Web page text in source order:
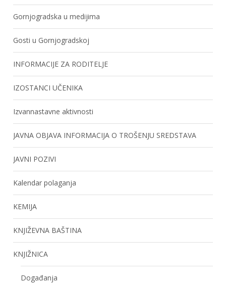
Gornjogradska u medijima
Gosti u Gornjogradskoj
INFORMACIJE ZA RODITELJE
IZOSTANCI UČENIKA
Izvannastavne aktivnosti
JAVNA OBJAVA INFORMACIJA O TROŠENJU SREDSTAVA
JAVNI POZIVI
Kalendar polaganja
KEMIJA
KNJIŽEVNA BAŠTINA
KNJIŽNICA
Događanja